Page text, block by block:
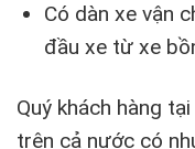
Có dàn xe vận
đầu xe từ xe
Quý khách hàng
trên cả nước có